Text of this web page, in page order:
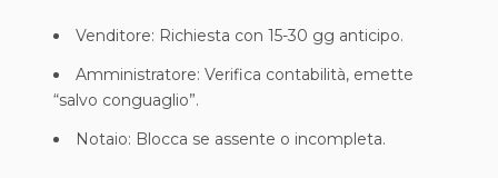
Venditore: Richiesta con 15-30 gg anticipo.
Amministratore: Verifica contabilità, emette
“salvo conguaglio”.
Notaio: Blocca se assente o incompleta.